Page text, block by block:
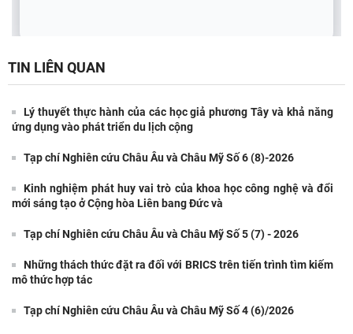
TIN LIÊN QUAN
Lý thuyết thực hành của các học giả phương Tây và khả năng
ứng dụng vào phát triển du lịch cộng
Tạp chí Nghiên cứu Châu Âu và Châu Mỹ Số 6 (8)-2026
Kinh nghiệm phát huy vai trò của khoa học công nghệ và đổi
mới sáng tạo ở Cộng hòa Liên bang Đức và
Tạp chí Nghiên cứu Châu Âu và Châu Mỹ Số 5 (7) - 2026
Những thách thức đặt ra đối với BRICS trên tiến trình tìm kiếm
mô thức hợp tác
Tạp chí Nghiên cứu Châu Âu và Châu Mỹ Số 4 (6)/2026